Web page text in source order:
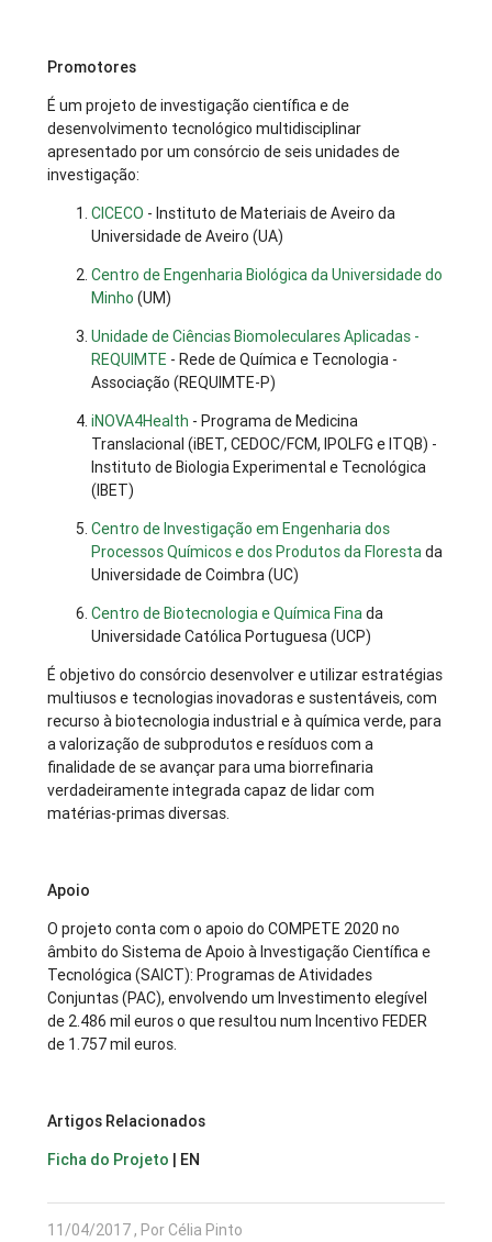
Promotores
É um projeto de investigação científica e de
desenvolvimento tecnológico multidisciplinar
apresentado por um consórcio de seis unidades de
investigação:
CICECO - Instituto de Materiais de Aveiro da
Universidade de Aveiro (UA)
Centro de Engenharia Biológica da Universidade do
Minho (UM)
Unidade de Ciências Biomoleculares Aplicadas -
REQUIMTE - Rede de Química e Tecnologia -
Associação (REQUIMTE-P)
iNOVA4Health - Programa de Medicina
Translacional (iBET, CEDOC/FCM, IPOLFG e ITQB) -
Instituto de Biologia Experimental e Tecnológica
(IBET)
Centro de Investigação em Engenharia dos
Processos Químicos e dos Produtos da Florestada
Universidade de Coimbra (UC)
Centro de Biotecnologia e Química Finada
Universidade Católica Portuguesa (UCP)
É objetivo do consórcio desenvolver e utilizar estratégias
multiusos e tecnologias inovadoras e sustentáveis, com
recurso à biotecnologia industrial e à química verde, para
a valorização de subprodutos e resíduos com a
finalidade de se avançar para uma biorrefinaria
verdadeiramente integrada capaz de lidar com
matérias-primas diversas.
Apoio
O projeto conta com o apoio do COMPETE 2020 no
âmbito do Sistema de Apoio à Investigação Científica e
Tecnológica (SAICT): Programas de Atividades
Conjuntas (PAC), envolvendo um Investimento elegível
de 2.486 mil euros o que resultou num Incentivo FEDER
de 1.757 mil euros.
Artigos Relacionados
Ficha do Projeto | EN
11/04/2017 , Por Célia Pinto